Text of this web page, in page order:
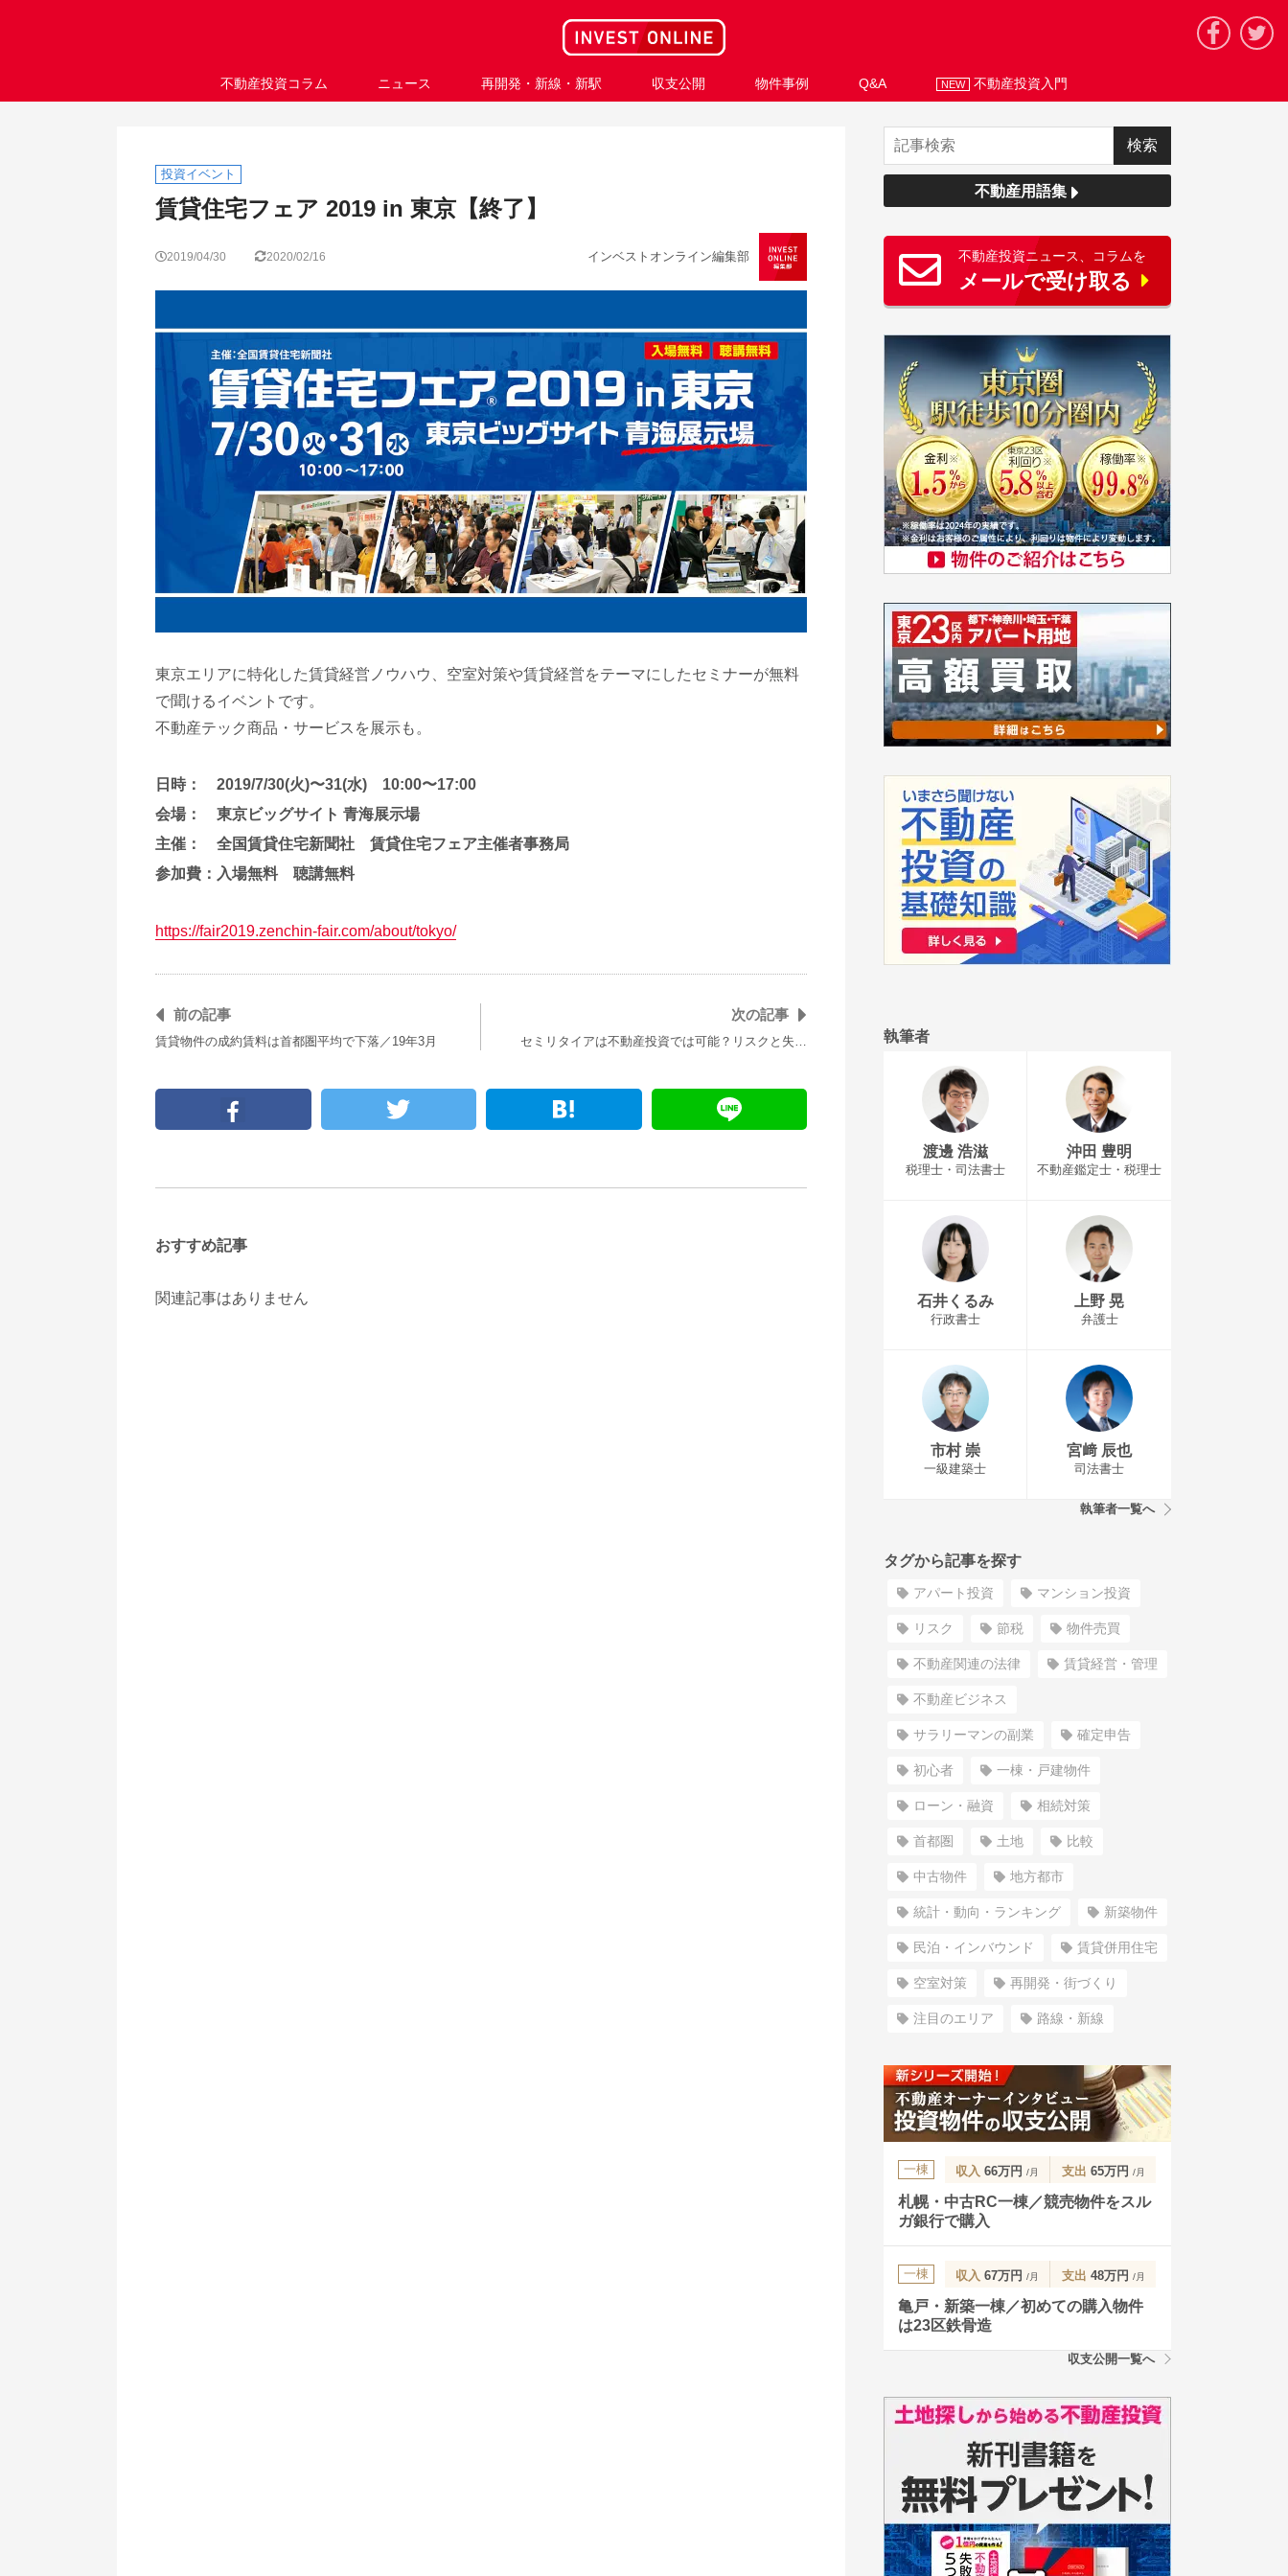
不動産投資コラム ニュース 再開発・新線・新駅 収支公開 物件事例 Q&A NEW 不動産投資入門
投資イベント
賃貸住宅フェア 2019 in 東京【終了】
2019/04/30 2020/02/16 インベストオンライン編集部
東京エリアに特化した賃貸経営ノウハウ、空室対策や賃貸経営をテーマにしたセミナーが無料
で聞けるイベントです。
不動産テック商品・サービスを展示も。
日時：
2019/7/30(火)〜31(水) 10:00〜17:00
会場：
東京ビッグサイト 青海展示場
主催：
全国賃貸住宅新聞社 賃貸住宅フェア主催者事務局
参加費： 入場無料 聴講無料
https://fair2019.zenchin-fair.com/about/tokyo/
前の記事
賃貸物件の成約賃料は首都圏平均で下落／19年3月
次の記事
セミリタイアは不動産投資では可能？リスクと失…
おすすめ記事
関連記事はありません
不動産用語集
不動産投資ニュース、コラムを
メールで受け取る
執筆者
渡邊 浩滋
税理士・司法書士
沖田 豊明
不動産鑑定士・税理士
石井くるみ
行政書士
上野 晃
弁護士
市村 崇
一級建築士
宮﨑 辰也
司法書士
執筆者一覧へ
タグから記事を探す
アパート投資 マンション投資
リスク 節税 物件売買
不動産関連の法律 賃貸経営・管理
不動産ビジネス
サラリーマンの副業 確定申告
初心者 一棟・戸建物件
ローン・融資 相続対策
首都圏 土地 比較
中古物件 地方都市
統計・動向・ランキング 新築物件
民泊・インバウンド 賃貸併用住宅
空室対策 再開発・街づくり
注目のエリア 路線・新線
一棟 収入 66万円 /月 支出 65万円 /月
札幌・中古RC一棟／競売物件をスル
ガ銀行で購入
一棟 収入 67万円 /月 支出 48万円 /月
亀戸・新築一棟／初めての購入物件
は23区鉄骨造
収支公開一覧へ